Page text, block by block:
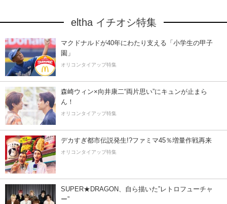
eltha イチオシ特集
マクドナルドが40年にわたり支える「小学生の甲子
園」
オリコンタイアップ特集
森崎ウィン×向井康二“両片思い”にキュンが止まら
ん！
オリコンタイアップ特集
デカすぎ都市伝説発生!?ファミマ45％増量作戦再来
オリコンタイアップ特集
SUPER★DRAGON、自ら描いた”レトロフューチャ
ー”